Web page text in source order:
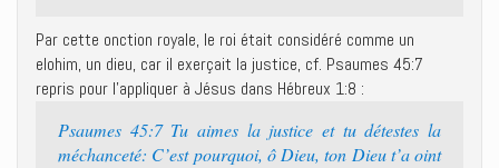
Par cette onction royale, le roi était considéré comme un
elohim, un dieu, car il exerçait la justice, cf. Psaumes 45:7
repris pour l’appliquer à Jésus dans Hébreux 1:8 :
Psaumes 45:7 Tu aimes la justice et tu détestes la
méchanceté: C’est pourquoi, ô Dieu, ton Dieu t’a oint